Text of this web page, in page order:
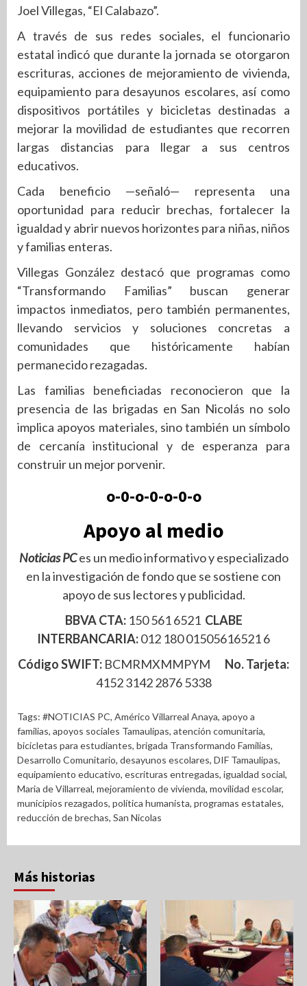
Joel Villegas, “El Calabazo”.
A través de sus redes sociales, el funcionario
estatal indicó que durante la jornada se otorgaron
escrituras, acciones de mejoramiento de vivienda,
equipamiento para desayunos escolares, así como
dispositivos portátiles y bicicletas destinadas a
mejorar la movilidad de estudiantes que recorren
largas distancias para llegar a sus centros
educativos.
Cada beneficio —señaló— representa una
oportunidad para reducir brechas, fortalecer la
igualdad y abrir nuevos horizontes para niñas, niños
y familias enteras.
Villegas González destacó que programas como
“Transformando Familias” buscan generar
impactos inmediatos, pero también permanentes,
llevando servicios y soluciones concretas a
comunidades que históricamente habían
permanecido rezagadas.
Las familias beneficiadas reconocieron que la
presencia de las brigadas en San Nicolás no solo
implica apoyos materiales, sino también un símbolo
de cercanía institucional y de esperanza para
construir un mejor porvenir.
o-0-o-0-o-0-o
Apoyo al medio
Noticias PCes un medio informativo y especializado
en la investigación de fondo que se sostiene con
apoyo de sus lectores y publicidad.
BBVA CTA: 150 561 6521 CLABE
INTERBANCARIA:012 180 01505616521 6
Código SWIFT: BCMRMXMMPYM No. Tarjeta:
4152 3142 2876 5338
Tags: #NOTICIAS PC, Américo Villarreal Anaya, apoyo a
familias, apoyos sociales Tamaulipas, atención comunitaria,
bicicletas para estudiantes, brigada Transformando Familias,
Desarrollo Comunitario, desayunos escolares, DIF Tamaulipas,
equipamiento educativo, escrituras entregadas, igualdad social,
Maria de Villarreal, mejoramiento de vivienda, movilidad escolar,
municipios rezagados, política humanista, programas estatales,
reducción de brechas, San Nicolas
Más historias